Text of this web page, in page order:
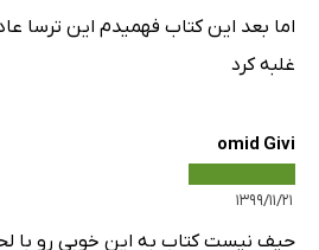
اما بعد این کتاب فهمیدم این ترسا
غلبه کرد
omid Givi
۱۳۹۹/۱۱/۲۱
حیف نیست کتاب به این خوبی رو با